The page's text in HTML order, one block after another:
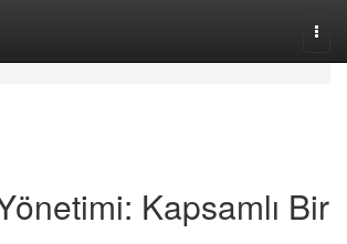
Kapsamlı Bir